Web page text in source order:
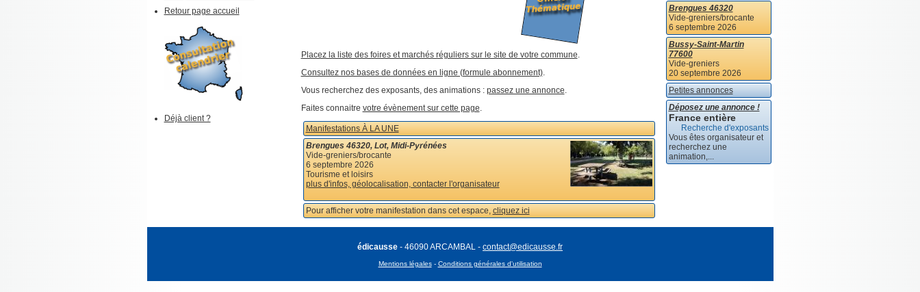
Retour page accueil
Déjà client ?
Placez la liste des foires et marchés réguliers sur le site de votre commune.
Consultez nos bases de données en ligne (formule abonnement).
Vous recherchez des exposants, des animations : passez une annonce.
Faites connaitre votre évènement sur cette page.
Manifestations À LA UNE
Brengues 46320, Lot, Midi-Pyrénées
Vide-greniers/brocante
6 septembre 2026
Tourisme et loisirs
plus d'infos, géolocalisation, contacter l'organisateur
Pour afficher votre manifestation dans cet espace,cliquez ici
Brengues 46320
Vide-greniers/brocante
6 septembre 2026
Bussy-Saint-Martin
77600
Vide-greniers
20 septembre 2026
Petites annonces
Déposez une annonce !
France entière
Recherche d'exposants
Vous êtes organisateur et
recherchez une
animation,...
édicausse - 46090 ARCAMBAL - contact@edicausse.fr
Mentions légales- Conditions générales d'utilisation